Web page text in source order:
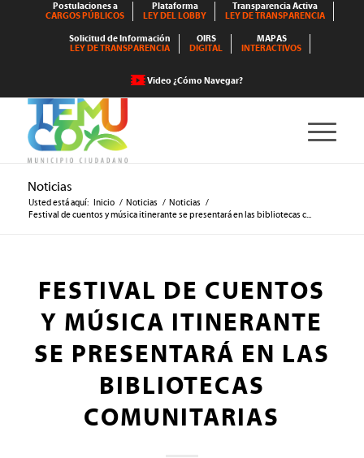
Postulaciones a
CARGOS PÚBLICOS
Plataforma
LEY DEL LOBBY
Transparencia Activa
LEY DE TRANSPARENCIA
Solicitud de Información
LEY DE TRANSPARENCIA
OIRS
DIGITAL
MAPAS
INTERACTIVOS
Video ¿Cómo Navegar?
Noticias
Usted está aquí: Inicio / Noticias / Noticias /
Festival de cuentos y música itinerante se presentará en las bibliotecas c...
FESTIVAL DE CUENTOS
Y MÚSICA ITINERANTE
SE PRESENTARÁ EN LAS
BIBLIOTECAS
COMUNITARIAS